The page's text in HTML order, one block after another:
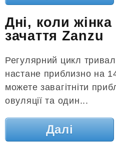
Дні, коли
зачаття Zanzu
Регулярний цикл
настане приблизно на
можете завагітніти
овуляції та один...
Далі